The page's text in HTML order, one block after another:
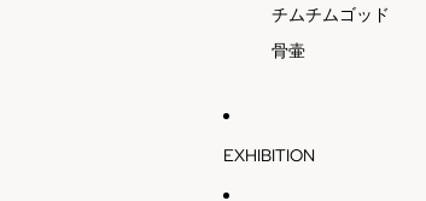
チムチムゴッド
骨壷
EXHIBITION